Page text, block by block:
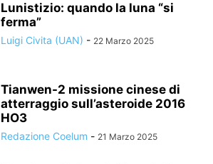
Lunistizio: quando la luna “si
ferma”
Luigi Civita (UAN) - 22 Marzo 2025
Tianwen-2 missione cinese di
atterraggio sull’asteroide 2016
HO3
Redazione Coelum - 21 Marzo 2025